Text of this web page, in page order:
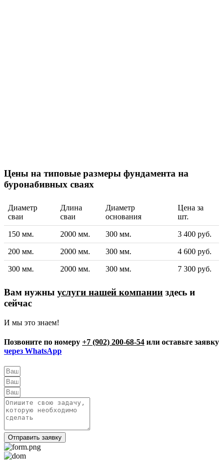
Цены на типовые размеры фундамента на
буронабивных сваях
Диаметр
сваи
Длина
сваи
Диаметр
основания
Цена за
шт.
150 мм. 2000 мм. 300 мм. 3 400 руб.
200 мм. 2000 мм. 300 мм. 4 600 руб.
300 мм. 2000 мм. 300 мм. 7 300 руб.
Вам нужны услуги нашей компании здесь и
сейчас
И мы это знаем!
Позвоните по номеру +7 (902) 200-68-54 или оставьте заявку
через WhatsApp
Отправить заявку